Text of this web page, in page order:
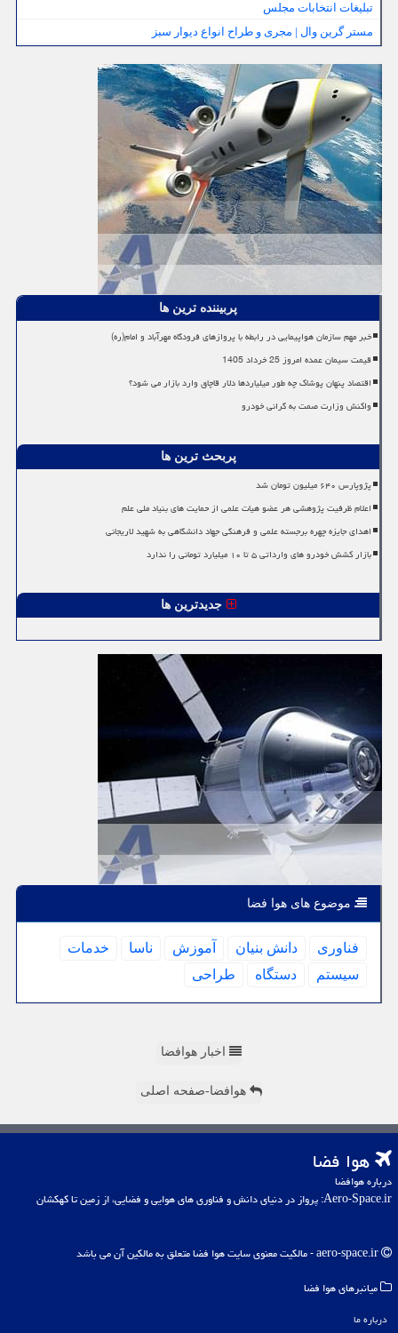
تبلیغات انتخابات مجلس
مستر گرین وال | مجری و طراح انواع دیوار سبز
پربیننده ترین ها
خبر مهم سازمان هواپیمایی در رابطه با پروازهای فرودگاه مهرآباد و امام(ره)
قیمت سیمان عمده امروز 25 خرداد 1405
اقتصاد پنهان پوشاک چه طور میلیاردها دلار قاچاق وارد بازار می شود؟
واکنش وزارت صمت به گرانی خودرو
پربحث ترین ها
پژوپارس ۶۴۰ میلیون تومان شد
اعلام ظرفیت پژوهشی هر عضو هیات علمی از حمایت های بنیاد ملی علم
اهدای جایزه چهره برجسته علمی و فرهنگی جهاد دانشگاهی به شهید لاریجانی
بازار کشش خودرو های وارداتی ۵ تا ۱۰ میلیارد تومانی را ندارد
جدیدترین ها
موضوع های هوا فضا
فناوری دانش بنیان آموزش ناسا
خدمات
سیستم
دستگاه طراحی
اخبار هوافضا
هوافضا-صفحه اصلی
هوا فضا
درباره هوافضا
Aero-Space.ir: پرواز در دنیای دانش و فناوری های هوایی و فضایی، از زمین تا کهکشان
میانبرهای هوا فضا
درباره ما